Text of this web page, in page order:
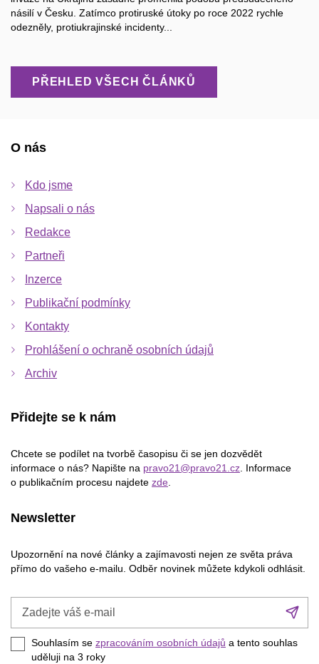
násilí v Česku. Zatímco protiruské útoky po roce 2022 rychle
odezněly, protiukrajinské incidenty...
PŘEHLED VŠECH ČLÁNKŮ
O nás
Kdo jsme
Napsali o nás
Redakce
Partneři
Inzerce
Publikační podmínky
Kontakty
Prohlášení o ochraně osobních údajů
Archiv
Přidejte se k nám
Chcete se podílet na tvorbě časopisu či se jen dozvědět
informace o nás? Napište na pravo21@pravo21.cz. Informace
o publikačním procesu najdete zde.
Newsletter
Upozornění na nové články a zajímavosti nejen ze světa práva
přímo do vašeho e-mailu. Odběr novinek můžete kdykoli odhlásit.
Zadejte
e-
mail
Souhlasím se zpracováním osobních údajů a tento souhlas
uděluji na 3 roky